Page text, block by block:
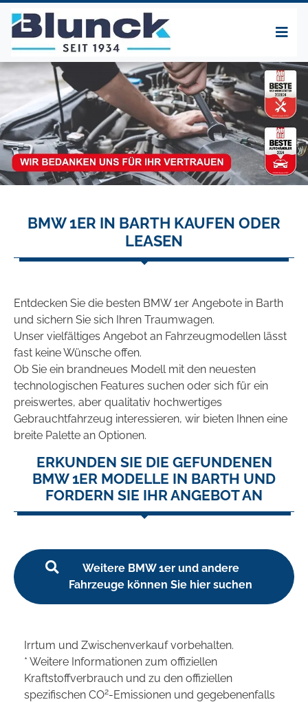
BMW 1ER IN BARTH KAUFEN ODER
LEASEN
Entdecken Sie die besten BMW 1er Angebote in Barth
und sichern Sie sich Ihren Traumwagen.
Unser vielfältiges Angebot an Fahrzeugmodellen lässt
fast keine Wünsche offen.
Ob Sie ein brandneues Modell mit den neuesten
technologischen Features suchen oder sich für ein
preiswertes, aber qualitativ hochwertiges
Gebrauchtfahrzeug interessieren, wir bieten Ihnen eine
breite Palette an Optionen.
ERKUNDEN SIE DIE GEFUNDENEN
BMW 1ER MODELLE IN BARTH UND
FORDERN SIE IHR ANGEBOT AN
Weitere BMW 1er und andere
Fahrzeuge können Sie hier suchen
Irrtum und Zwischenverkauf vorbehalten.
* Weitere Informationen zum offiziellen
Kraftstoffverbrauch und zu den offiziellen
spezifischen CO2-Emissionen und gegebenenfalls